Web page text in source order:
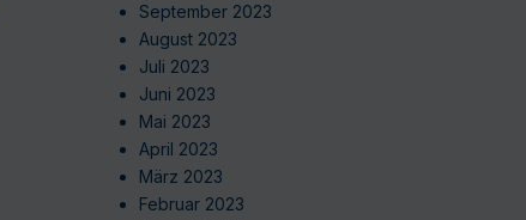
September 2023
August 2023
Juli 2023
Juni 2023
Mai 2023
April 2023
März 2023
Februar 2023